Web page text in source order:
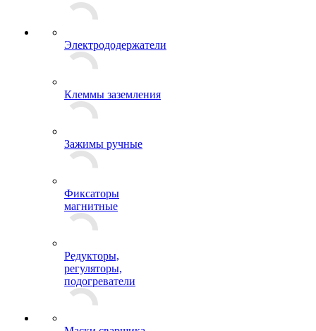
Электрододержатели
Клеммы заземления
Зажимы ручные
Фиксаторы
магнитные
Редукторы,
регуляторы,
подогреватели